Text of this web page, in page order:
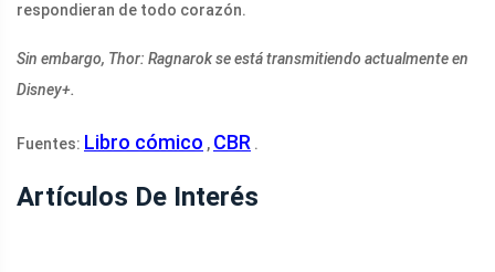
respondieran de todo corazón.
Sin embargo, Thor: Ragnarok se está transmitiendo actualmente en
Disney+.
Fuentes: Libro cómico , CBR .
Artículos De Interés